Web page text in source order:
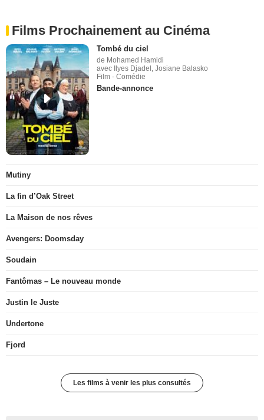
Films Prochainement au Cinéma
Tombé du ciel
de Mohamed Hamidi
avec Ilyes Djadel, Josiane Balasko
Film - Comédie
Bande-annonce
Mutiny
La fin d’Oak Street
La Maison de nos rêves
Avengers: Doomsday
Soudain
Fantômas – Le nouveau monde
Justin le Juste
Undertone
Fjord
Les films à venir les plus consultés